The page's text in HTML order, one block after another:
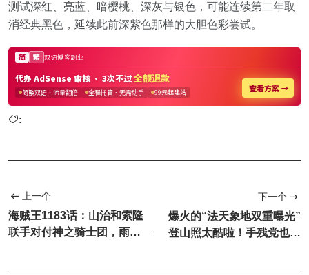
测试深红、亮蓝、暗樱桃、深灰与银色，可能连续第二年取
消经典黑色，延续此前深紫色那样的大胆色彩尝试。
:
上一个
海贼王1183话：山治和索隆
联手对付神之骑士团，雨之
下一个
爆火的“法天象地双重曝光”
登山照太酷啦！手残党也能